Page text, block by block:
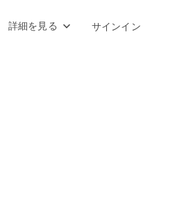
詳細を見る サインイン